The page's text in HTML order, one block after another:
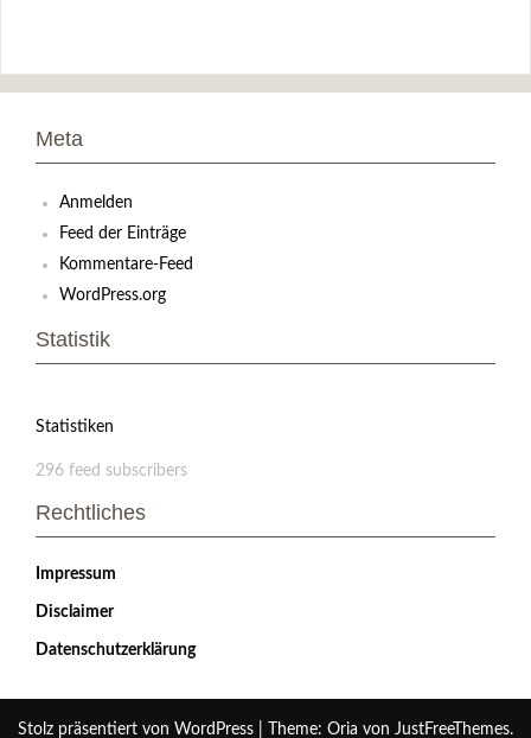
Meta
Anmelden
Feed der Einträge
Kommentare-Feed
WordPress.org
Statistik
Statistiken
296 feed subscribers
Rechtliches
Impressum
Disclaimer
Datenschutzerklärung
Stolz präsentiert von WordPress Theme: Oria von JustFreeThemes.